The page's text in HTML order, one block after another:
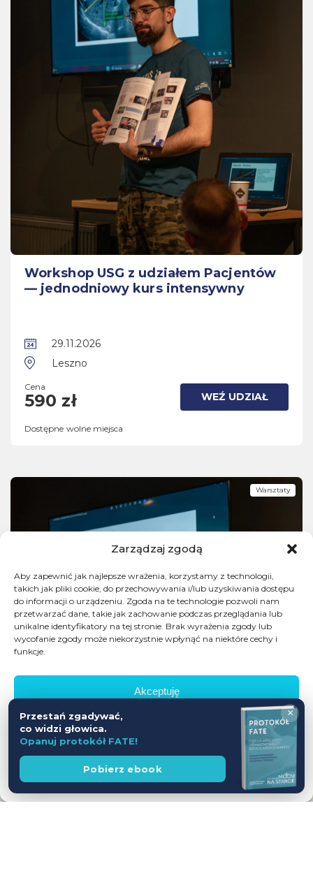
Zarządzaj zgodą
Aby zapewnić jak najlepsze wrażenia, korzystamy z technologii,
takich jak pliki cookie, do przechowywania i/lub uzyskiwania dostępu
do informacji o urządzeniu. Zgoda na te technologie pozwoli nam
przetwarzać dane, takie jak zachowanie podczas przeglądania lub
unikalne identyfikatory na tej stronie. Brak wyrażenia zgody lub
wycofanie zgody może niekorzystnie wpłynąć na niektóre cechy i
funkcje.
Akceptuję
Zobacz preferencje
Polityka prywatności
Workshop USG z udziałem Pacjentów
— jednodniowy kurs intensywny
29.11.2026
Leszno
Cena
590 zł WEŹ UDZIAŁ
Dostępne wolne miejsca
Warsztaty
Wesprzyj
fundację
×
Przestań zgadywać,
co widzi głowica.
Opanuj protokół FATE!
Pobierz ebook